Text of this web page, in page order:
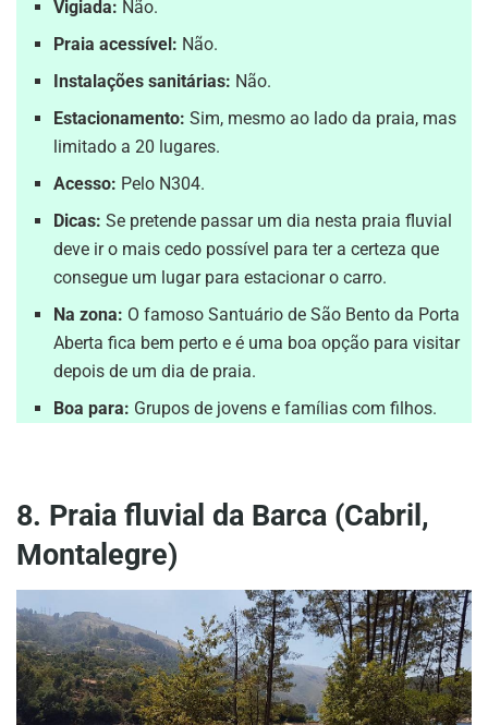
Vigiada: Não.
Praia acessível: Não.
Instalações sanitárias: Não.
Estacionamento: Sim, mesmo ao lado da praia, mas
limitado a 20 lugares.
Acesso: Pelo N304.
Dicas: Se pretende passar um dia nesta praia fluvial
deve ir o mais cedo possível para ter a certeza que
consegue um lugar para estacionar o carro.
Na zona: O famoso Santuário de São Bento da Porta
Aberta fica bem perto e é uma boa opção para visitar
depois de um dia de praia.
Boa para: Grupos de jovens e famílias com filhos.
8. Praia fluvial da Barca (Cabril,
Montalegre)